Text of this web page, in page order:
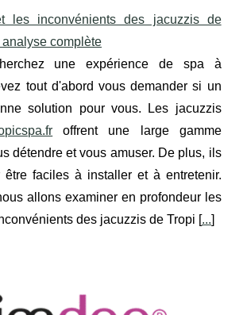
les inconvénients des jacuzzis de
complète
une expérience de spa à
tout d'abord vous demander si un
solution pour vous. Les jacuzzis
offrent une large gamme
détendre et vous amuser. De plus, ils
être faciles à installer et à entretenir.
allons examiner en profondeur les
des jacuzzis de Tropi [...]